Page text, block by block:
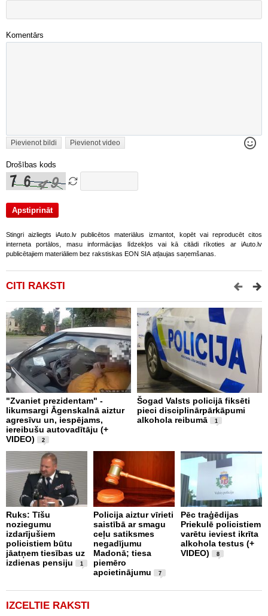
Komentārs
Pievienot bildi Pievienot video
Drošības kods
Stingri aizliegts iAuto.lv publicētos materiālus izmantot, kopēt vai reproducēt citos
interneta portālos, masu informācijas līdzekļos vai kā citādi rīkoties ar iAuto.lv
publicētajiem materiāliem bez rakstiskas EON SIA atļaujas saņemšanas.
CITI RAKSTI
"Zvaniet prezidentam" -
likumsargi Āgenskalnā aiztur
agresīvu un, iespējams,
iereibušu autovadītāju (+
VIDEO)
2
Šogad Valsts policijā fiksēti
pieci disciplinārpārkāpumi
alkohola reibumā
1
Ruks: Tīšu
noziegumu
izdarījušiem
policistiem būtu
jāatņem tiesības uz
izdienas pensiju
1
Policija aiztur vīrieti
saistībā ar smagu
ceļu satiksmes
negadījumu
Madonā; tiesa
piemēro
apcietinājumu
7
Pēc traģēdijas
Priekulē policistiem
varētu ieviest ikrīta
alkohola testus (+
VIDEO)
8
IZCELTIE RAKSTI